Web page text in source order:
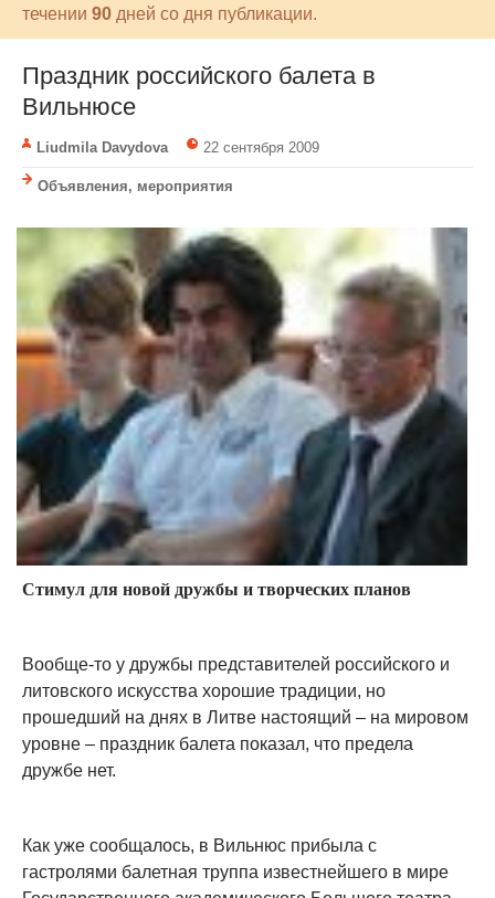
течении 90 дней со дня публикации.
Праздник российского балета в
Вильнюсе
Liudmila Davydova 22 сентября 2009
Объявления, мероприятия
Стимул для новой дружбы и творческих планов
Вообще-то у дружбы представителей российского и
литовского искусства хорошие традиции, но
прошедший на днях в Литве настоящий – на мировом
уровне – праздник балета показал, что предела
дружбе нет.
Как уже сообщалось, в Вильнюс прибыла с
гастролями балетная труппа известнейшего в мире